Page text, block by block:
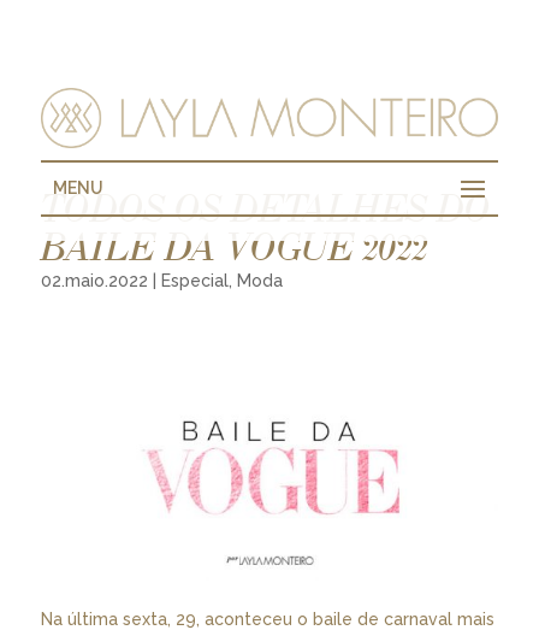
MENU
TODOS OS DETALHES DO
BAILE DA VOGUE 2022
02.maio.2022 Especial, Moda
Na última sexta, 29, aconteceu o baile de carnaval mais